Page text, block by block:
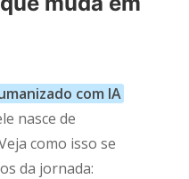
com IA
nasce de
como isso se
da jornada: